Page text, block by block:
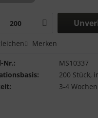
Merken
Nr.:
MS10337
200 Stück,
3-4